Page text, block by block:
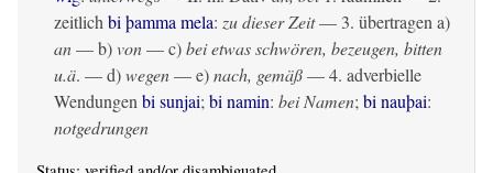
zeitlich bi þamma mela: zu dieser Zeit— 3. übertragen a)
an— b)von— c)bei etwas schwören, bezeugen, bitten
u.ä. — d)wegen— e)nach, gemäß— 4. adverbielle
Wendungen bi sunjai; bi namin: bei Namen; bi nauþai:
notgedrungen